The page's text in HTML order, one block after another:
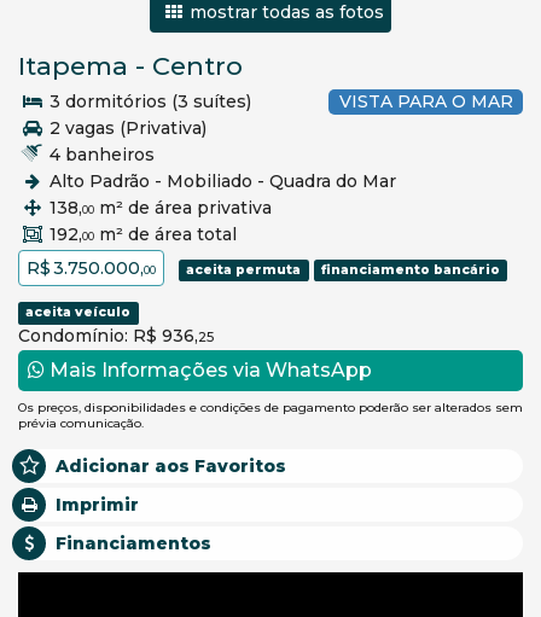
mostrar todas as fotos
Itapema - Centro
VISTA PARA O MAR
3 dormitórios (3 suítes)
2 vagas (Privativa)
4 banheiros
Alto Padrão - Mobiliado - Quadra do Mar
138,00 m² de área privativa
192,00 m² de área total
R$ 3.750.000,00 aceita permuta financiamento bancário
aceita veículo
Condomínio: R$ 936,25
Mais Informações via WhatsApp
Os preços, disponibilidades e condições de pagamento poderão ser alterados sem
prévia comunicação.
Adicionar aos Favoritos
Imprimir
Financiamentos